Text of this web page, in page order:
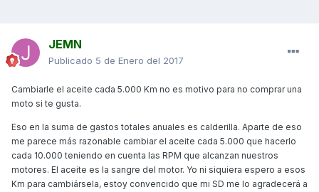
JEMN
Publicado 5 de Enero del 2017
Cambiarle el aceite cada 5.000 Km no es motivo para no comprar una
moto si te gusta.
Eso en la suma de gastos totales anuales es calderilla. Aparte de eso
me parece más razonable cambiar el aceite cada 5.000 que hacerlo
cada 10.000 teniendo en cuenta las RPM que alcanzan nuestros
motores. El aceite es la sangre del motor. Yo ni siquiera espero a esos
Km para cambiársela, estoy convencido que mi SD me lo agradecerá a